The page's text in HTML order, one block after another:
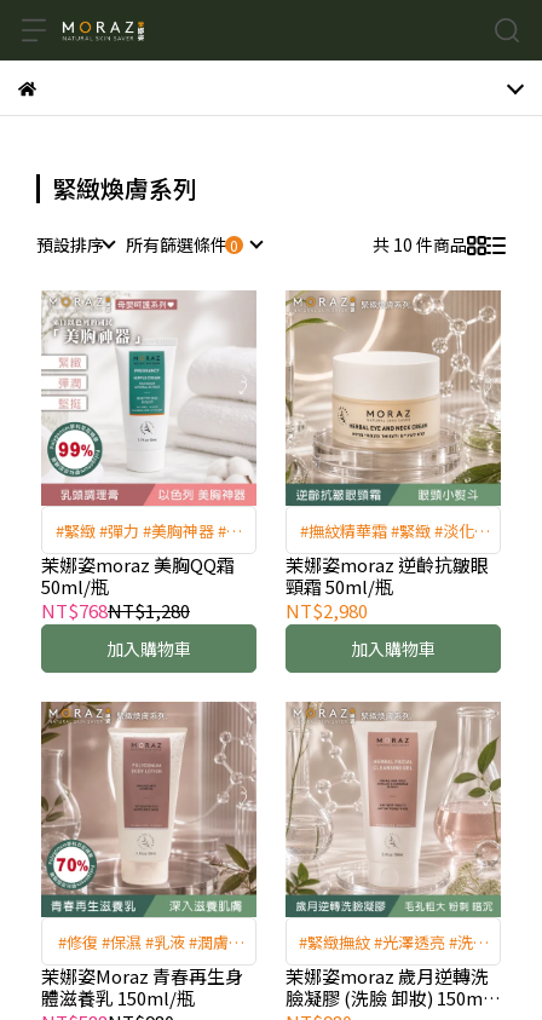
緊緻煥膚系列
預設排序 所有篩選條件 共 10 件商品
#緊緻 #彈力 #美胸神器 #乳
頭調理膏
茉娜姿moraz 美胸QQ霜
50ml/瓶
NT$768NT$1,280
加入購物車
#撫紋精華霜 #緊緻 #淡化 #
黑眼圈 #眼袋 #提亮眼部精
華霜
茉娜姿moraz 逆齡抗皺眼
頸霜 50ml/瓶
NT$2,980
加入購物車
#修復 #保濕 #乳液 #潤膚 #
撫紋 #乳液 #乾燥肌 #身體乳
茉娜姿Moraz 青春再生身
體滋養乳 150ml/瓶
#緊緻撫紋 #光澤透亮 #洗卸
合一 #緊緻毛孔 #美肌
茉娜姿moraz 歲月逆轉洗
臉凝膠 (洗臉 卸妝) 150ml/